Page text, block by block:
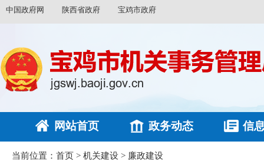
中国政府网 陕西省政府 宝鸡市政府
网站首页 政务动态 信
当前位置： 首页 > 机关建设 > 廉政建设